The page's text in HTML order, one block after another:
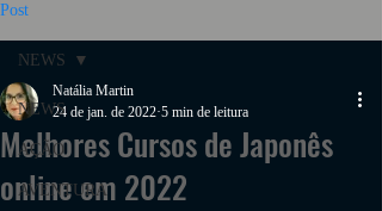
Post
NEWS
AÇÃO
AVENTURA
NEWS
Melhores Cursos de Japonês
online em 2022
Natália Martin
24 de jan. de 2022 5 min de leitura